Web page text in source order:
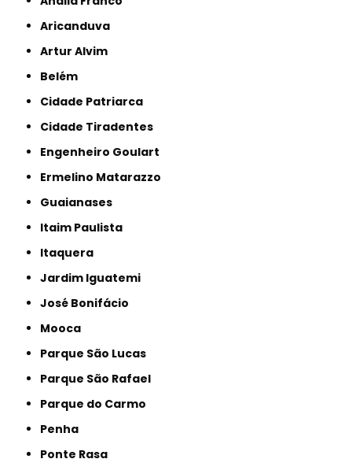
Aricanduva
Artur Alvim
Belém
Cidade Patriarca
Cidade Tiradentes
Engenheiro Goulart
Ermelino Matarazzo
Guaianases
Itaim Paulista
Itaquera
Jardim Iguatemi
José Bonifácio
Mooca
Parque São Lucas
Parque São Rafael
Parque do Carmo
Penha
Ponte Rasa